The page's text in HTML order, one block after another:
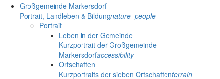
Großgemeinde Markersdorf
Portrait, Landleben & Bildungnature_people
Portrait
Leben in der Gemeinde
Kurzportrait der Großgemeinde
Markersdorfaccessibility
Ortschaften
Kurzportraits der sieben Ortschaftenterrain